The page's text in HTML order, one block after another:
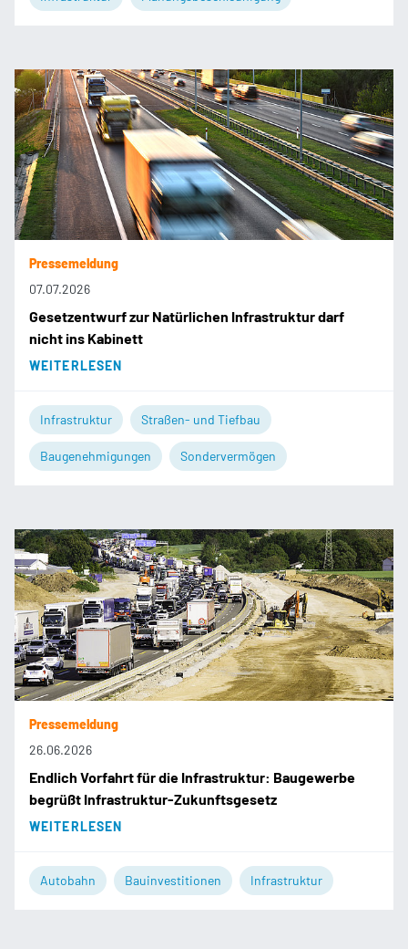
Pressemeldung
07.07.2026
Gesetzentwurf zur Natürlichen Infrastruktur darf
nicht ins Kabinett
WEITERLESEN
Infrastruktur Straßen- und Tiefbau
Baugenehmigungen Sondervermögen
Pressemeldung
26.06.2026
Endlich Vorfahrt für die Infrastruktur: Baugewerbe
begrüßt Infrastruktur-Zukunftsgesetz
WEITERLESEN
Autobahn Bauinvestitionen Infrastruktur